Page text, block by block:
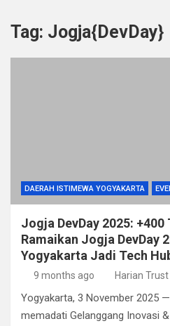
Tag: Jogja{DevDay}
DAERAH ISTIMEWA YOGYAKARTA
Jogja DevDay 2025:
Ramaikan Jogja DevDay
Yogyakarta Jadi Tech
9 months ago Harian Trust
Yogyakarta, 3 November 2025
memadati Gelanggang Inovasi